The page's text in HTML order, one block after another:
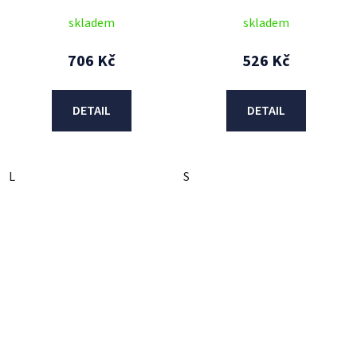
skladem
706 Kč
DETAIL
L
skladem
526 Kč
DETAIL
S